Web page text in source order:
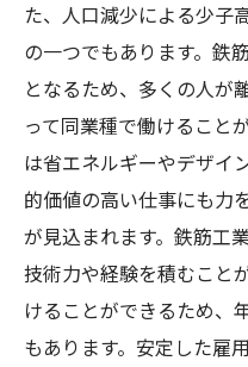
た、人口減少による少子
の一つでもあります。鉄
となるため、多くの人が
って同業種で働けること
は省エネルギーやデザイ
的価値の高い仕事にも力
が見込まれます。鉄筋工
技術力や経験を積むこと
けることができるため、
もあります。安定した雇